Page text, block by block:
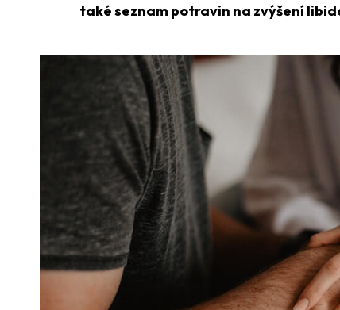
také seznam potravin na zvýšení